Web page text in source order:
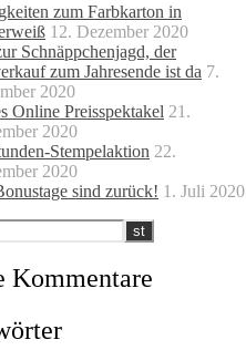
zum Farbkarton in
12. Dezember 2020
Schnäppchenjagd, der
zum Jahresende ist da 7.
2020
Online Preisspektakel 21.
2020
Stempelaktion 22.
2020
sind zurück! 1. Juli 2020
Kommentare